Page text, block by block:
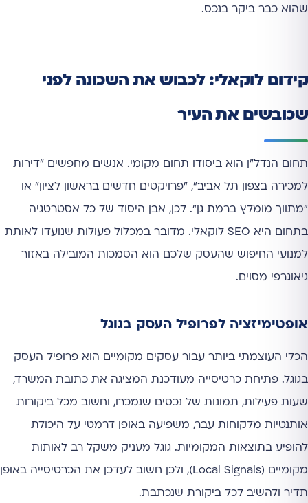
שהוא כבר ביקר בנכס.
קידום לוקאלי: לכבוש את השכונה לפני
שכובשים את העיר
תחום הנדל"ן הוא ביסודו תחום מקומי. אנשים מחפשים "דירות
למכירה בצפון תל אביב", "פרויקטים חדשים בראשון לציון" או
"מתווך מומלץ ברמת גן". לכן, אבן היסוד של כל אסטרטגיה
בתחום היא SEO לוקאלי. מדובר במכלול פעולות שנועדו לאותת
למנועי החיפוש שהעסק שלכם הוא הסמכות המובילה באזור
גיאוגרפי מסוים.
אופטימיזציה לפרופיל העסק בגוגל
הכלי העוצמתי ביותר עבור עסקים מקומיים הוא פרופיל העסק
בגוגל. פתיחת כרטיסייה מעודכנת המציגה את כתובת המשרד,
שעות פעילות, תמונות של נכסים שנמכרו, וחשוב מכל ביקורות
אותנטיות מלקוחות עבר, משפיעה באופן דרמטי על היכולת
להופיע בתוצאות המקומיות. גוגל מעניק משקל רב לאותות
מקומיים (Local Signals), ולכן חשוב לעדכן את הכרטיסייה באופן
תדיר ולהשיב לכל ביקורת שנכתבת.